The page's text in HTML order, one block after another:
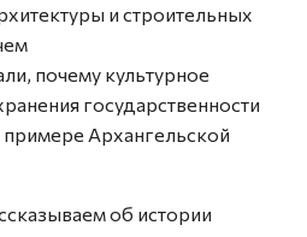
и строительных
почему культурное
государственности
примере Архангельской
об истории